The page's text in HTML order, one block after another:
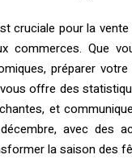
cruciale pour la
commerces. Que
préparer
offre des
et
avec des
la saison des